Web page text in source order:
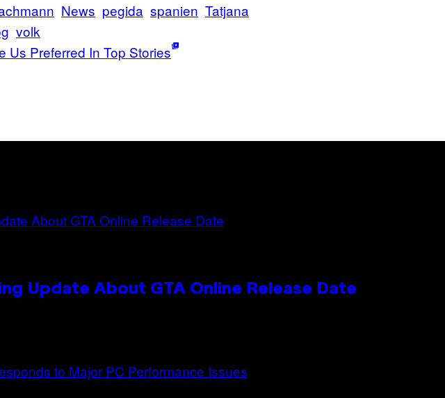
News pegida spanien Tatjana
volk
Us Preferred In Top Stories
Update About GTA Online Release Date